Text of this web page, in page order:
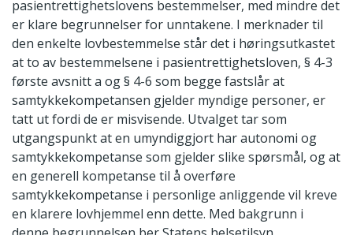
pasientrettighetslovens bestemmelser, med mindre det
er klare begrunnelser for unntakene. I merknader til
den enkelte lovbestemmelse står det i høringsutkastet
at to av bestemmelsene i pasientrettighetsloven, § 4-3
første avsnitt a og § 4-6 som begge fastslår at
samtykkekompetansen gjelder myndige personer, er
tatt ut fordi de er misvisende. Utvalget tar som
utgangspunkt at en umyndiggjort har autonomi og
samtykkekompetanse som gjelder slike spørsmål, og at
en generell kompetanse til å overføre
samtykkekompetanse i personlige anliggende vil kreve
en klarere lovhjemmel enn dette. Med bakgrunn i